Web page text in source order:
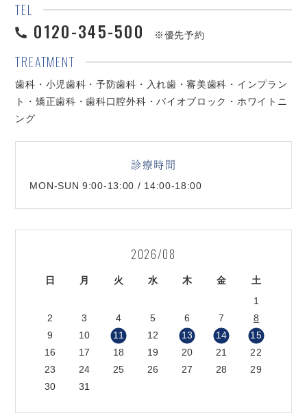
TEL
0120-345-500 ※優先予約
TREATMENT
歯科・小児歯科・予防歯科・入れ歯・審美歯科・インプラン
ト・矯正歯科・歯科口腔外科・バイオブロック・ホワイトニ
ング
診療時間
MON-SUN 9:00-13:00 / 14:00-18:00
2026/08
日 月 火 水 木 金
土
1
2
3 4 5 6 7
8
9
10 11 12 13 14
15
16
17 18 19 20 21
22
23
24 25 26 27 28
29
30
31